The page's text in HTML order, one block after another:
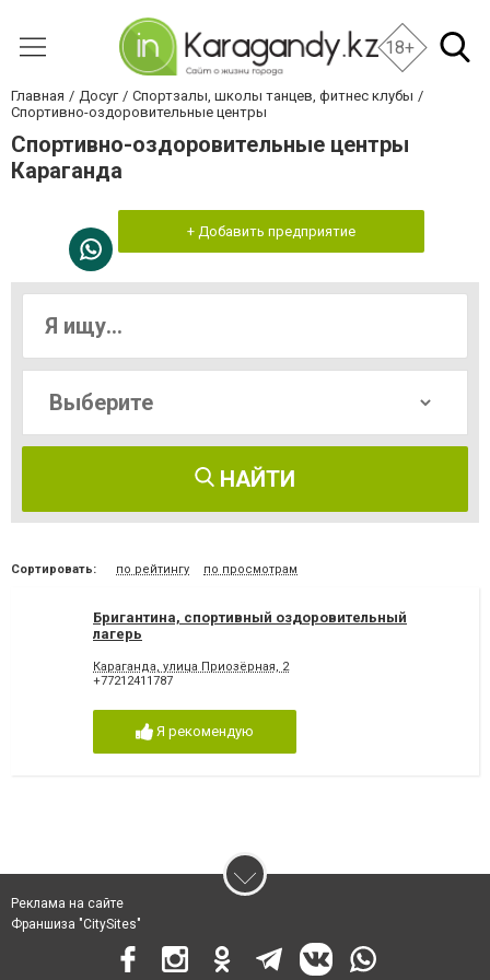
18+
Главная Досуг
Спортзалы, школы танцев, фитнес клубы
Спортивно-оздоровительные центры
Спортивно-оздоровительные центры
Караганда
+ Добавить предприятие
НАЙТИ
Сортировать: по рейтингу по просмотрам
Бригантина, спортивный оздоровительный
лагерь
Караганда, улица Приозёрная, 2
+77212411787
Я рекомендую
Реклама на сайте
Франшиза "CitySites"